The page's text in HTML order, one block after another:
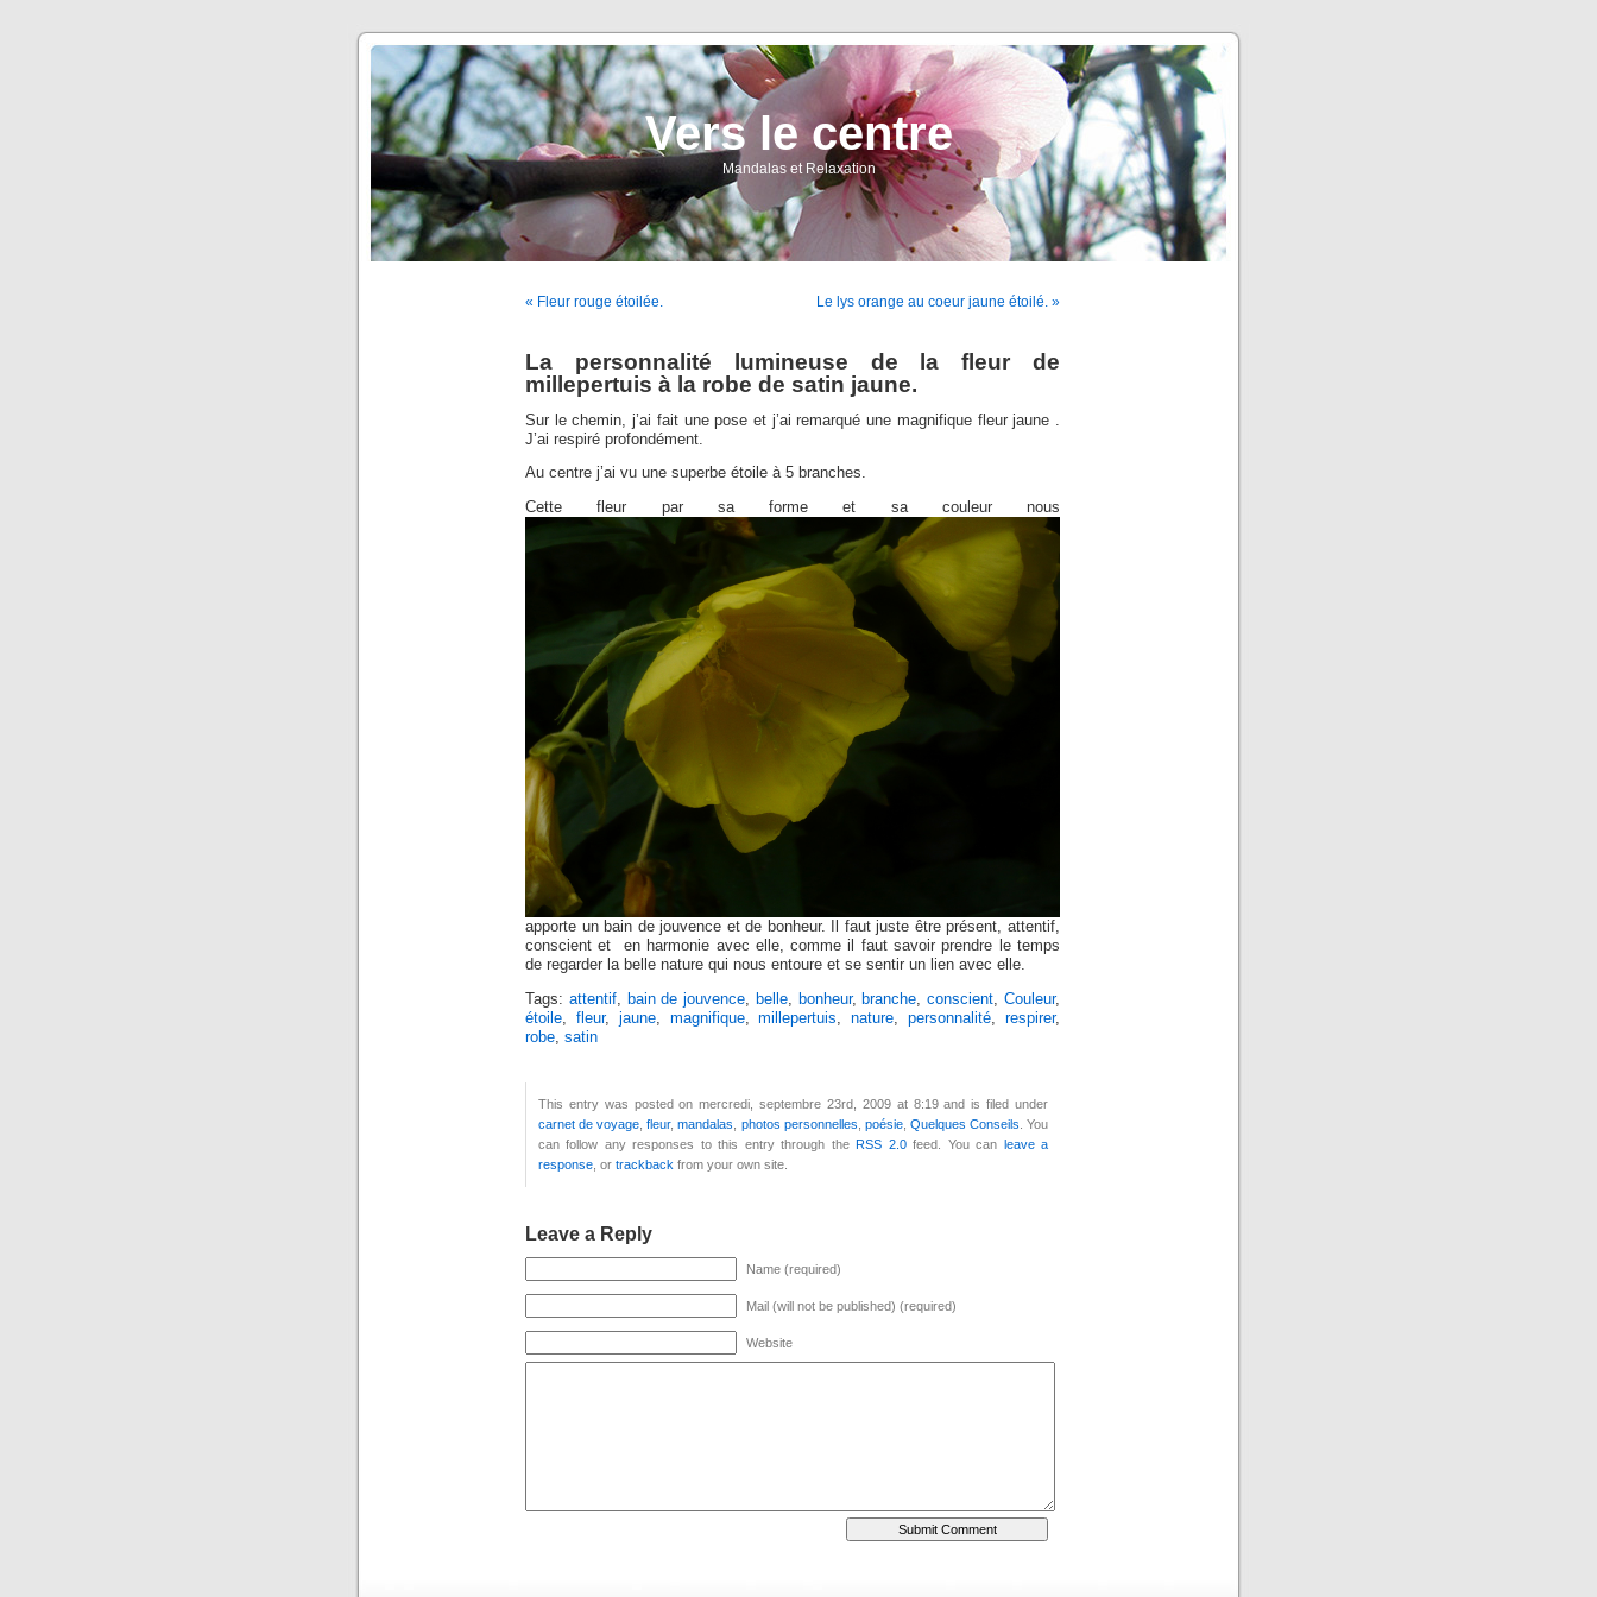
Vers le centre
Mandalas et Relaxation
« Fleur rouge étoilée. Le lys orange au coeur jaune étoilé. »
La personnalité lumineuse de la fleur de
millepertuis à la robe de satin jaune.
Sur le chemin, j’ai fait une pose et j’ai remarqué une magnifique fleur jaune .
J’ai respiré profondément.
Au centre j’ai vu une superbe étoile à 5 branches.
Cette fleur par sa forme et sa couleur nous
apporte un bain de jouvence et de bonheur. Il faut juste être présent, attentif,
conscient et en harmonie avec elle, comme il faut savoir prendre le temps
de regarder la belle nature qui nous entoure et se sentir un lien avec elle.
Tags: attentif, bain de jouvence, belle, bonheur, branche,conscient,Couleur,
étoile, fleur, jaune, magnifique,millepertuis,nature,personnalité,respirer,
robe, satin
This entry was posted on mercredi, septembre 23rd, 2009 at 8:19 and is filed under
carnet de voyage ,fleur,mandalas photos personnelles poésie, Quelques Conseils . You
can follow any responses to this entry through theRSS 2.0feed. You can leave a
response , or trackback from your own site.
Leave a Reply
Name (required)
Mail (will not be published) (required)
Website